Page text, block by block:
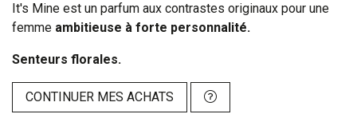
It's Mine est un parfum aux contrastes originaux pour une
femme ambitieuse à forte personnalité.
Senteurs florales.
CONTINUER MES ACHATS